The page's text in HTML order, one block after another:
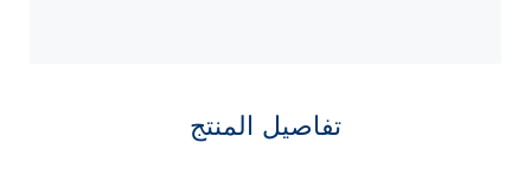
تفاصيل المنتج